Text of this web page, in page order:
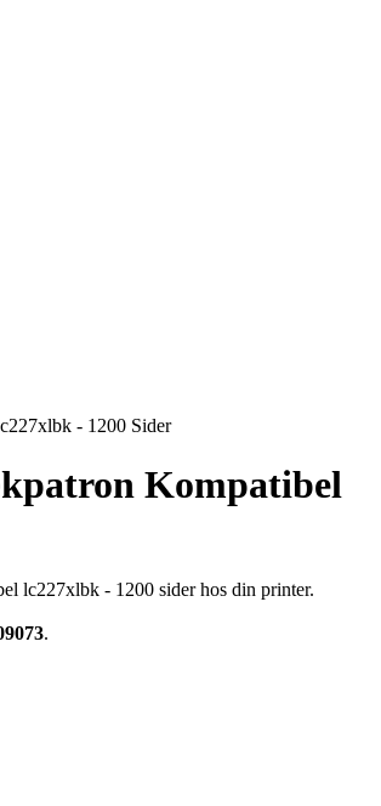
- 1200 Sider
Kompatibel
lc227xlbk - 1200 sider hos din printer.
.